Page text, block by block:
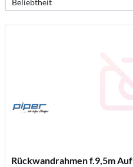
Rückwandrahmen f.9,5m Auf